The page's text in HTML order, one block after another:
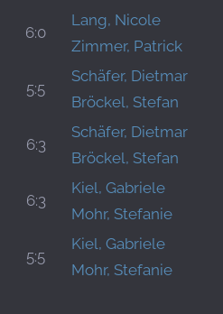
6:0
Lang, Nicole
Zimmer, Patrick
5:5
Schäfer, Dietmar
Bröckel, Stefan
6:3
Schäfer, Dietmar
Bröckel, Stefan
6:3
Kiel, Gabriele
Mohr, Stefanie
5:5
Kiel, Gabriele
Mohr, Stefanie